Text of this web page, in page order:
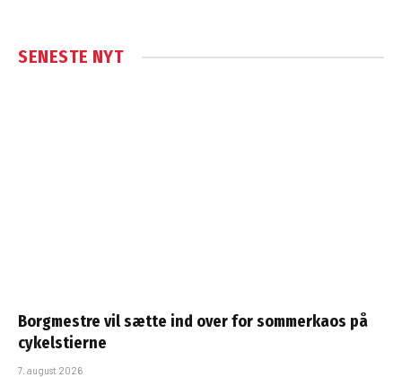
SENESTE NYT
Borgmestre vil sætte ind over for sommerkaos på
cykelstierne
7. august 2026